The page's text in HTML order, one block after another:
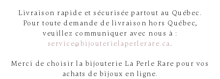
Livraison rapide et sécurisée partout au Québec.
Pour toute demande de livraison hors Québec,
veuillez communiquer avec nous à :
service@bijouterielaperlerare.ca.
Merci de choisir la bijouterie La Perle Rare pour vos
achats de bijoux en ligne.